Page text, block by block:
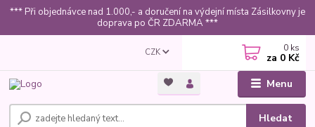
*** Při objednávce nad 1.000,- a doručení na výdejní místa Zásilkovny je
doprava po ČR ZDARMA ***
Menu
CZK
Hledat
0 ks
za 0 Kč